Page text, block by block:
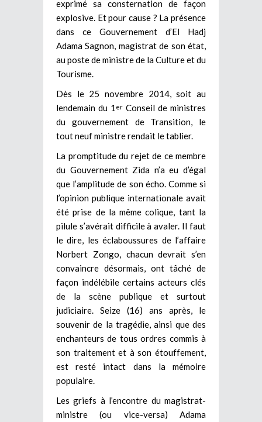
exprimé sa consternation de façon
explosive. Et pour cause ? La présence
dans ce Gouvernement d’El Hadj
Adama Sagnon, magistrat de son état,
au poste de ministre de la Culture et du
Tourisme.
Dès le 25 novembre 2014, soit au
lendemain du 1 er Conseil de ministres
du gouvernement de Transition, le
tout neuf ministre rendait le tablier.
La promptitude du rejet de ce membre
du Gouvernement Zida n’a eu d’égal
que l’amplitude de son écho. Comme si
l’opinion publique internationale avait
été prise de la même colique, tant la
pilule s’avérait difficile à avaler. Il faut
le dire, les éclaboussures de l’affaire
Norbert Zongo, chacun devrait s’en
convaincre désormais, ont tâché de
façon indélébile certains acteurs clés
de la scène publique et surtout
judiciaire. Seize (16) ans après, le
souvenir de la tragédie, ainsi que des
enchanteurs de tous ordres commis à
son traitement et à son étouffement,
est resté intact dans la mémoire
populaire.
Les griefs à l’encontre du magistrat-
ministre (ou vice-versa) Adama